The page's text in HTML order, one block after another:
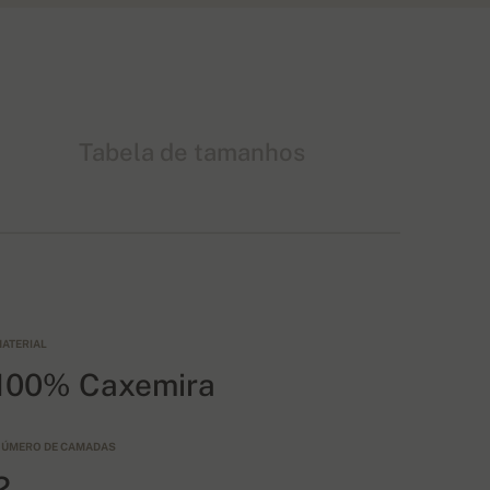
Caxemira
DE CAMADAS